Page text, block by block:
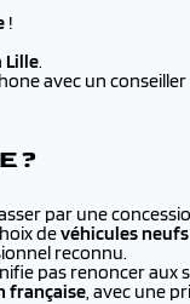
!
Lille.
avec un conseiller
?
par une
devéhicules
reconnu.
pas renoncer
française, avec une